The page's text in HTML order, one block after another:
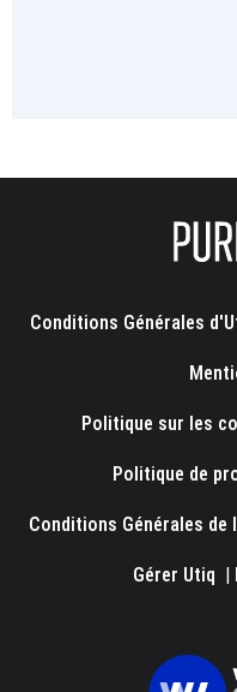
Conditions Générales
Politique sur les
Politique de
Conditions Générales
Gérer Utiq |